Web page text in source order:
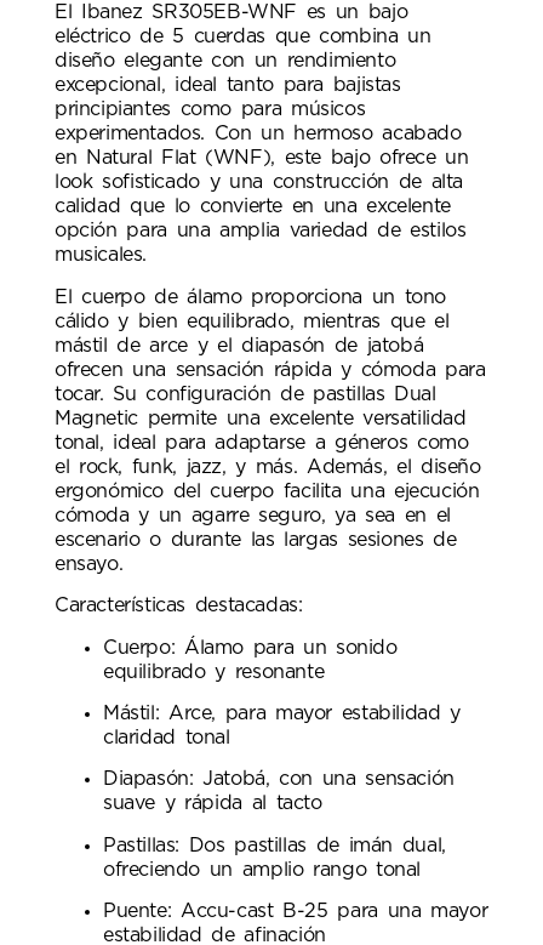
El Ibanez SR305EB-WNF es un bajo
eléctrico de 5 cuerdas que combina un
diseño elegante con un rendimiento
excepcional, ideal tanto para bajistas
principiantes como para músicos
experimentados. Con un hermoso acabado
en Natural Flat (WNF), este bajo ofrece un
look sofisticado y una construcción de alta
calidad que lo convierte en una excelente
opción para una amplia variedad de estilos
musicales.
El cuerpo de álamo proporciona un tono
cálido y bien equilibrado, mientras que el
mástil de arce y el diapasón de jatobá
ofrecen una sensación rápida y cómoda para
tocar. Su configuración de pastillas Dual
Magnetic permite una excelente versatilidad
tonal, ideal para adaptarse a géneros como
el rock, funk, jazz, y más. Además, el diseño
ergonómico del cuerpo facilita una ejecución
cómoda y un agarre seguro, ya sea en el
escenario o durante las largas sesiones de
ensayo.
Características destacadas:
Cuerpo: Álamo para un sonido
equilibrado y resonante
Mástil: Arce, para mayor estabilidad y
claridad tonal
Diapasón: Jatobá, con una sensación
suave y rápida al tacto
Pastillas: Dos pastillas de imán dual,
ofreciendo un amplio rango tonal
Puente: Accu-cast B-25 para una mayor
estabilidad de afinación